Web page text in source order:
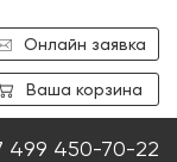
Онлайн заявка
Ваша корзина
499 450-70-22